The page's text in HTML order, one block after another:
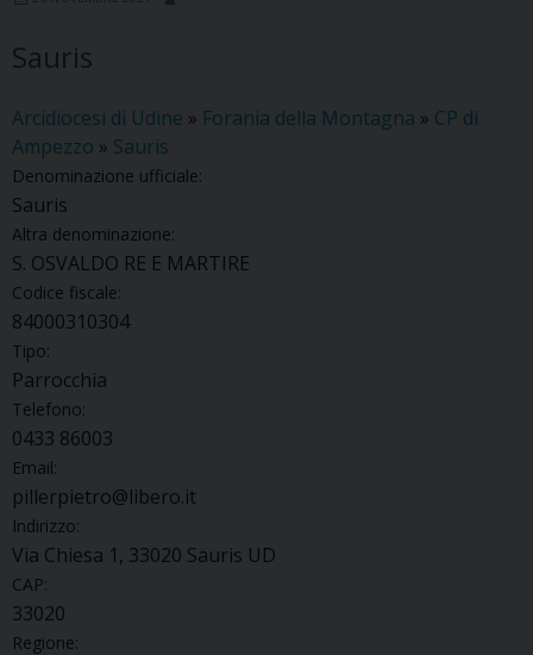
Sauris
Arcidiocesi di Udine » Forania della Montagna » CP di
Ampezzo » Sauris
Denominazione ufficiale:
Sauris
Altra denominazione:
S. OSVALDO RE E MARTIRE
Codice fiscale:
84000310304
Tipo:
Parrocchia
Telefono:
0433 86003
Email:
pillerpietro@libero.it
Indirizzo:
Via Chiesa 1, 33020 Sauris UD
CAP:
33020
Regione: